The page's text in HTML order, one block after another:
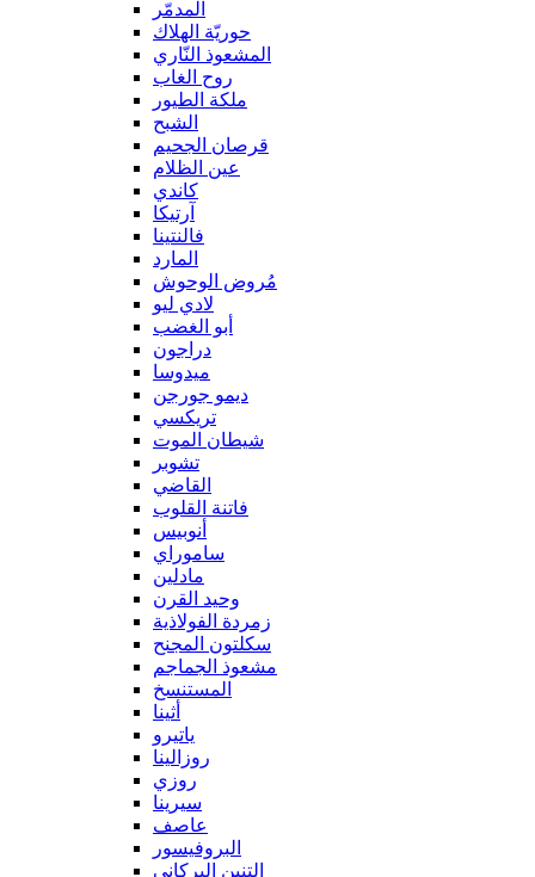
المدمّر
حوريّة الهلاك
المشعوذ النّاري
روح الغاب
ملكة الطيور
الشبح
قرصان الجحيم
عين الظلام
كاندي
آرتيكا
فالنتينا
المارد
مُروض الوحوش
لادي ليو
أبو الغضب
دراجون
ميدوسا
ديمو جورجن
تريكسي
شيطان الموت
تشوبر
القاضي
فاتنة القلوب
أنوبيس
ساموراي
مادلين
وحيد القرن
زمردة الفولاذية
سكلتون المجنح
مشعوذ الجماجم
المستنسخ
أثينا
ياتيرو
روزالينا
روزي
سيرينا
عاصف
البروفيسور
التنين البركاني